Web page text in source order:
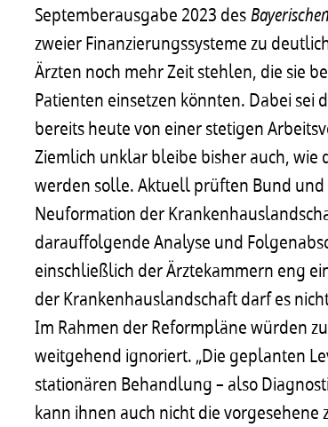
Septemberausgabe 2023 des
zweier Finanzierungssysteme zu
Ärzten noch mehr Zeit stehlen, die sie
Patienten einsetzen könnten. Dabei
bereits heute von einer stetigen
Ziemlich unklar bleibe bisher auch,
werden solle. Aktuell prüften Bund
Neuformation der
darauffolgende Analyse und
einschließlich der Ärztekammern eng
der Krankenhauslandschaft darf es
Im Rahmen der Reformpläne würden
weitgehend ignoriert. „Die geplanten
stationären Behandlung – also
kann ihnen auch nicht die